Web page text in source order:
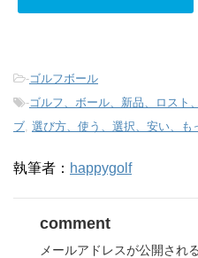
-ゴルフボール
-ゴルフ、ボール、新品、ロスト
ブ 選び方、使う、選択、安い、
執筆者： happygolf
comment
メールアドレスが公開され